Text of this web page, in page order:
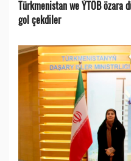
Türkmenistan we ÝTÖB özara
gol çekdiler